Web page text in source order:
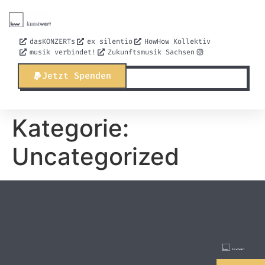
dasKONZERTs ex silentio
HowHow Kollektiv
musik verbindet!
Zukunftsmusik Sachsen
Jetzt Spenden
Kategorie:
Uncategorized